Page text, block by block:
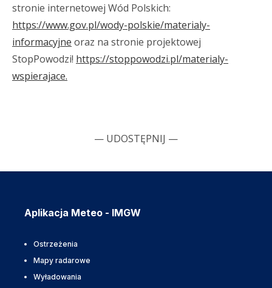
stronie internetowej Wód Polskich:
https://www.gov.pl/wody-polskie/materialy-
informacyjne oraz na stronie projektowej
StopPowodzi! https://stoppowodzi.pl/materialy-
wspierajace.
— UDOSTĘPNIJ —
Aplikacja Meteo - IMGW
Ostrzeżenia
Mapy radarowe
Wyładowania